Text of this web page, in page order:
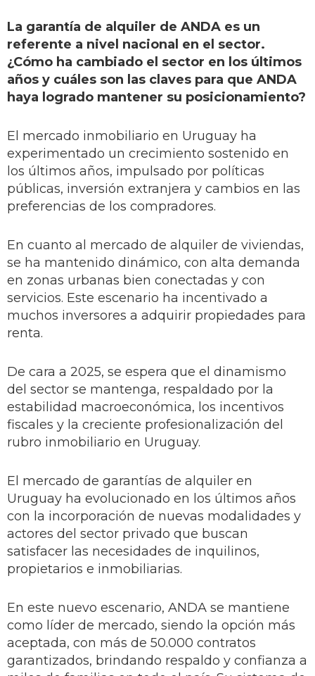
La garantía de alquiler de ANDA es un
referente a nivel nacional en el sector.
¿Cómo ha cambiado el sector en los últimos
años y cuáles son las claves para que ANDA
haya logrado mantener su posicionamiento?
El mercado inmobiliario en Uruguay ha
experimentado un crecimiento sostenido en
los últimos años, impulsado por políticas
públicas, inversión extranjera y cambios en las
preferencias de los compradores.
En cuanto al mercado de alquiler de viviendas,
se ha mantenido dinámico, con alta demanda
en zonas urbanas bien conectadas y con
servicios. Este escenario ha incentivado a
muchos inversores a adquirir propiedades para
renta.
De cara a 2025, se espera que el dinamismo
del sector se mantenga, respaldado por la
estabilidad macroeconómica, los incentivos
fiscales y la creciente profesionalización del
rubro inmobiliario en Uruguay.
El mercado de garantías de alquiler en
Uruguay ha evolucionado en los últimos años
con la incorporación de nuevas modalidades y
actores del sector privado que buscan
satisfacer las necesidades de inquilinos,
propietarios e inmobiliarias.
En este nuevo escenario, ANDA se mantiene
como líder de mercado, siendo la opción más
aceptada, con más de 50.000 contratos
garantizados, brindando respaldo y confianza a